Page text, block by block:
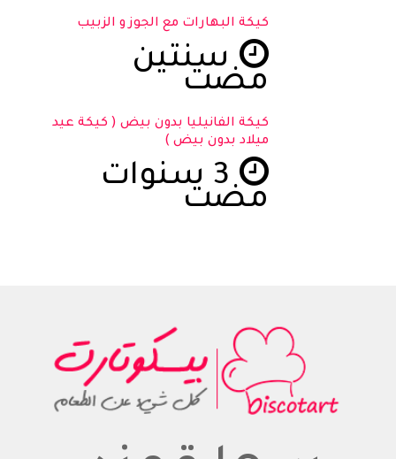
كيكة البهارات مع الجوز و الزبيب
سنتين
مضت
كيكة الفانيليا بدون بيض ( كيكة عيد
ميلاد بدون بيض )
3 سنوات
مضت